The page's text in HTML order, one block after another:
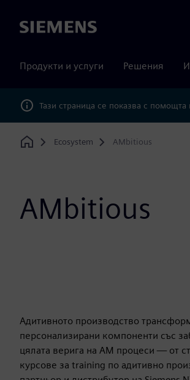
Siemens
Продукти и услуги Решения
Тази страница се показва с
Home
Ecosystem AMbitious
AMbitious
Адитивното производство
персонализирани компоненти със
цялата верига на AM процеси — от
курсове за training по адитивно